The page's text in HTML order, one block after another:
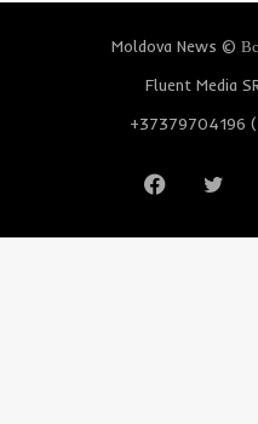
Moldova News ©
Fluent Media
+37379704196
Facebook